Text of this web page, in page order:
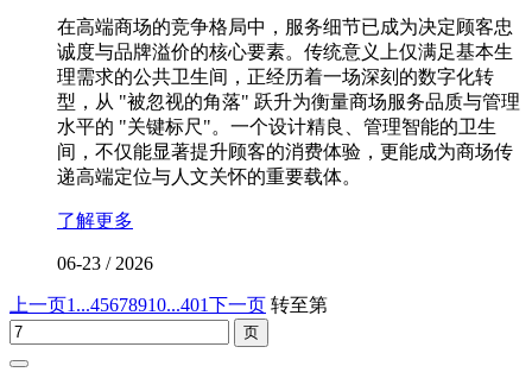
在高端商场的竞争格局中，服务细节已成为决定顾客忠
诚度与品牌溢价的核心要素。传统意义上仅满足基本生
理需求的公共卫生间，正经历着一场深刻的数字化转
型，从 "被忽视的角落" 跃升为衡量商场服务品质与管理
水平的 "关键标尺"。一个设计精良、管理智能的卫生
间，不仅能显著提升顾客的消费体验，更能成为商场传
递高端定位与人文关怀的重要载体。
了解更多
06-23 / 2026
上一页1...45678910...401下一页 转至第